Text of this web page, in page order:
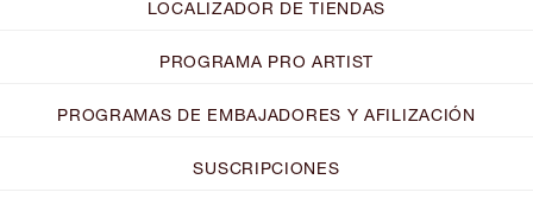
LOCALIZADOR DE TIENDAS
PROGRAMA PRO ARTIST
PROGRAMAS DE EMBAJADORES Y AFILIZACIÓN
SUSCRIPCIONES